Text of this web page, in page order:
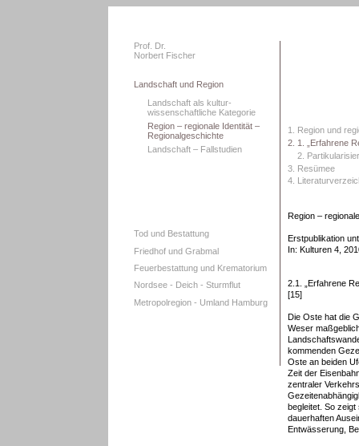
Prof. Dr.
Norbert Fischer
Tod und Bestattung
Friedhof und Grabmal
Feuerbestattung und Krematorium
Nordsee - Deich - Sturmflut
Metropolregion - Umland Hamburg
Landschaft und Region
Landschaft als kultur-
wissenschaftliche Kategorie
Region – regionale Identität –
Regionalgeschichte
Landschaft – Fallstudien
1. Region und
2. 1. „Erfahrene
2.
3. Resümee
4.
Region –
Erstpublikation
In: Kulturen 4,
2.1. „Erfahrene
[15]
Die Oste hat die
Weser
kommenden
Oste an beiden
Zeit der
zentraler
begleitet. So
dauerhaften
Entwässerung,